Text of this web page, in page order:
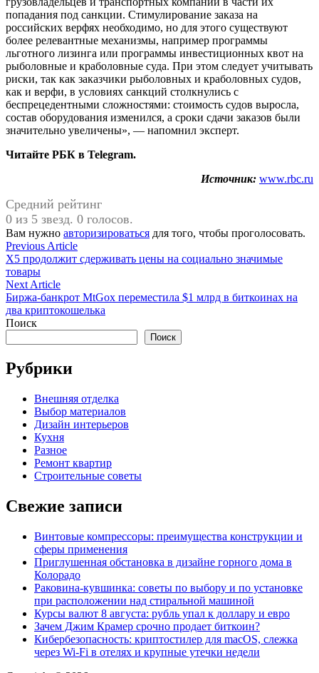
попадания под санкции. Стимулирование заказа на
российских верфях необходимо, но для этого существуют
более релевантные механизмы, например программы
льготного лизинга или программы инвестиционных квот на
рыболовные и краболовные суда. При этом следует учитывать
риски, так как заказчики рыболовных и краболовных судов,
как и верфи, в условиях санкций столкнулись с
беспрецедентными сложностями: стоимость судов выросла,
состав оборудования изменился, а сроки сдачи заказов были
значительно увеличены», — напомнил эксперт.
Читайте РБК в Telegram.
Источник: www.rbc.ru
Средний рейтинг
0 из 5 звезд. 0 голосов.
Вам нужно авторизироваться для того, чтобы проголосовать.
Навигация
по
записям
Previous ArticlePrevious
article:
X5 продолжит сдерживать цены на социально значимые
товары
Next ArticleNext
article:
Биржа-банкрот MtGox переместила $1 млрд в биткоинах на
два криптокошелька
Поиск
Поиск
Рубрики
Внешняя отделка
Выбор материалов
Дизайн интерьеров
Кухня
Разное
Ремонт квартир
Строительные советы
Свежие записи
Винтовые компрессоры: преимущества конструкции и
сферы применения
Приглушенная обстановка в дизайне горного дома в
Колорадо
Раковина-кувшинка: советы по выбору и по установке
при расположении над стиральной машиной
Курсы валют 8 августа: рубль упал к доллару и евро
Зачем Джим Крамер срочно продает биткоин?
Кибербезопасность: криптостилер для macOS, слежка
через Wi-Fi в отелях и крупные утечки недели